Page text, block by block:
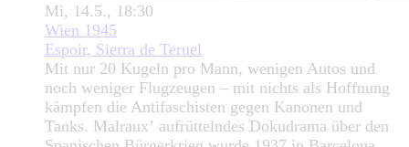
Mi, 14.5., 18:30
Wien 1945
Espoir, Sierra de Teruel
Mit nur 20 Kugeln pro Mann, wenigen Autos und
noch weniger Flugzeugen – mit nichts als Hoffnung
kämpfen die Antifaschisten gegen Kanonen und
Tanks. Malrauxʼ aufrüttelndes Dokudrama über den